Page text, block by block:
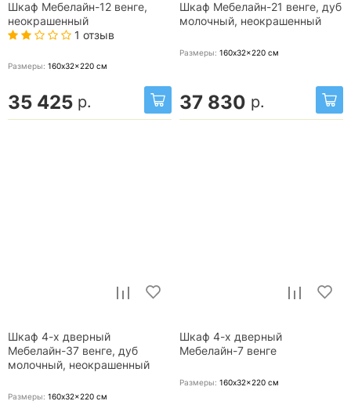
Шкаф Мебелайн-12 венге,
неокрашенный
1 отзыв
Размеры: 160x32x220 см
35 425 р.
Шкаф Мебелайн-21 венге, дуб
молочный, неокрашенный
Размеры: 160x32x220 см
37 830 р.
Шкаф 4-х дверный
Мебелайн-37 венге, дуб
молочный, неокрашенный
Размеры: 160x32x220 см
Шкаф 4-х дверный
Мебелайн-7 венге
Размеры: 160x32x220 см